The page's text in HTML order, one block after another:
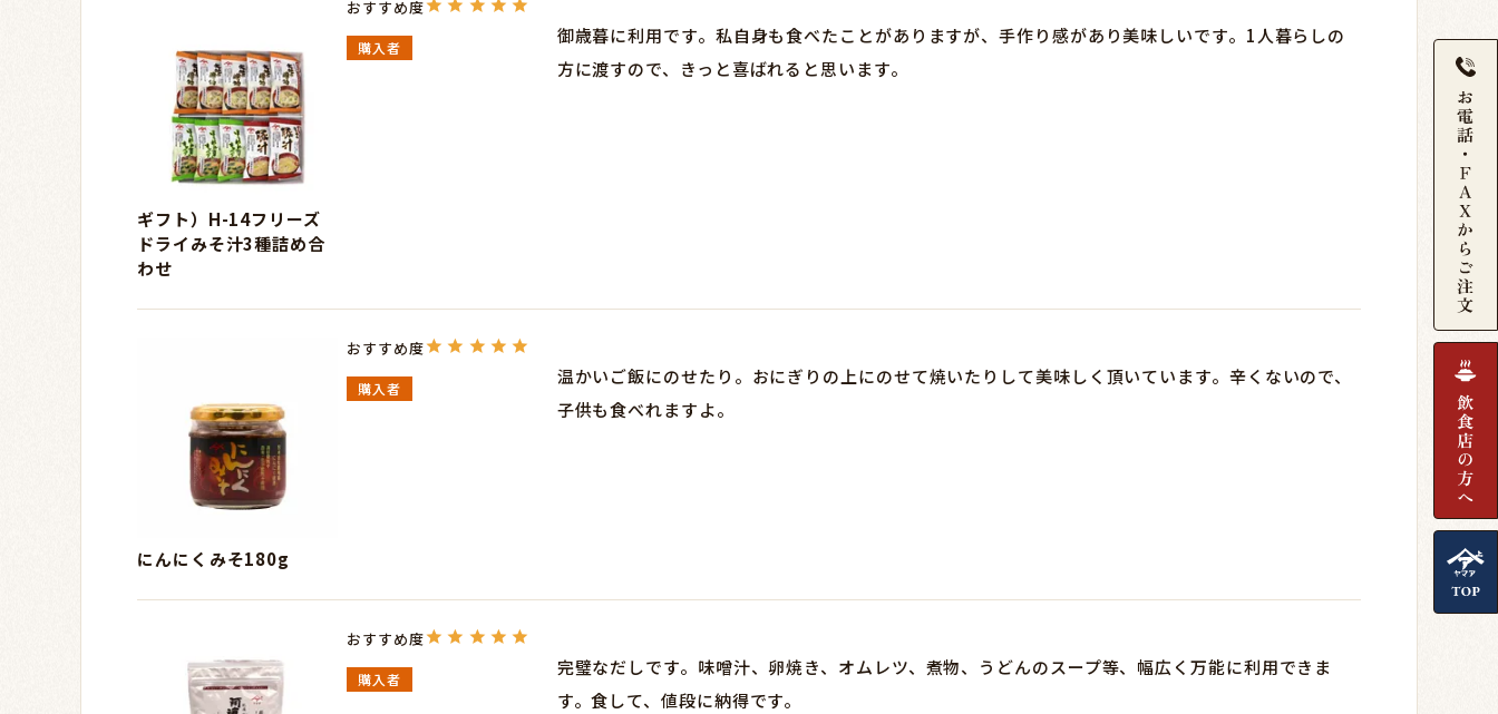
ギフト）H-14フリーズ
ドライみそ汁3種詰め合
わせ
購入者
御歳暮に利用です。私自身も食べたことがありますが、手作り感があり美味しいです。1人暮らしの
方に渡すので、きっと喜ばれると思います。
にんにくみそ180g
購入者
温かいご飯にのせたり。おにぎりの上にのせて焼いたりして美味しく頂いています。辛くないので、
子供も食べれますよ。
購入者
完璧なだしです。味噌汁、卵焼き、オムレツ、煮物、うどんのスープ等、幅広く万能に利用できま
す。食して、値段に納得です。